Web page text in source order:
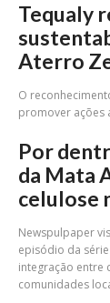
Tequaly
Aterro
O
promover ações
Por
da Mata
celulose
Newspulpaper
episódio da
integração entre
comunidades